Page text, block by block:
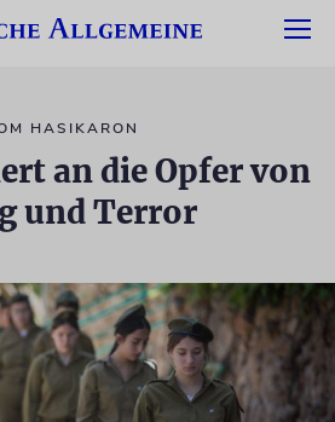
HASIKARON
an die Opfer von
und Terror